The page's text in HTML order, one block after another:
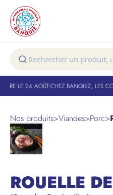
LE 24 AOÛT-CHEZ BANQUIZ, LES
Nos produits>Viandes>Porc>
ROUELLE